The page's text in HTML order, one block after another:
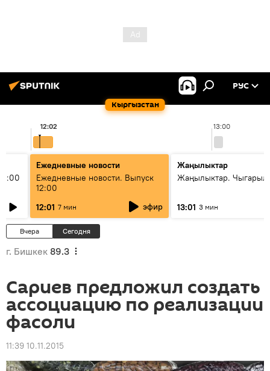
Кыргызстан
РУС
13:00
12:02
Ежедневные новости
Ежедневные новости. Выпуск
12:00
12:01 7 мин эфир
Жаңылыктар
Жаңылыктар.
13:01 3 мин
Вчера Сегодня
г. Бишкек 89.3
Сариев предложил создать
ассоциацию по реализации
фасоли
11:39 10.11.2015